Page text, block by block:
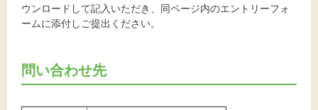
ウンロードして記入いただき、同ページ内のエントリーフォ
ームに添付しご提出ください。
問い合わせ先